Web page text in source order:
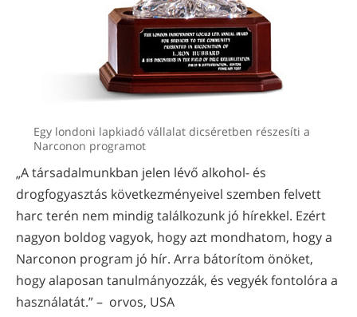
Egy londoni lapkiadó vállalat dicséretben részesíti a
Narconon programot
„A társadalmunkban jelen lévő alkohol- és
drogfogyasztás következményeivel szemben felvett
harc terén nem mindig találkozunk jó hírekkel. Ezért
nagyon boldog vagyok, hogy azt mondhatom, hogy a
Narconon program jó hír. Arra bátorítom önöket,
hogy alaposan tanulmányozzák, és vegyék fontolóra a
használatát.” – orvos, USA